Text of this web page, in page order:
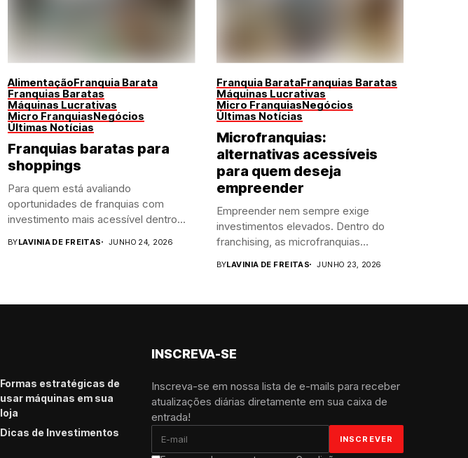
AlimentaçãoFranquia Barata
Franquias Baratas
Máquinas Lucrativas
Micro FranquiasNegócios
Últimas Notícias
Franquias baratas para
shoppings
Para quem está avaliando
oportunidades de franquias com
investimento mais acessível dentro...
BYLAVINIA DE FREITAS JUNHO 24, 2026
Franquia BarataFranquias Baratas
Máquinas Lucrativas
Micro FranquiasNegócios
Últimas Notícias
Microfranquias:
alternativas acessíveis
para quem deseja
empreender
Empreender nem sempre exige
investimentos elevados. Dentro do
franchising, as microfranquias
BYLAVINIA DE FREITAS JUNHO 23, 2026
Formas estratégicas de
usar máquinas em sua
loja
Dicas de Investimentos
INSCREVA-SE
Inscreva-se em nossa lista de e-mails para receber
atualizações diárias diretamente em sua caixa de
entrada!